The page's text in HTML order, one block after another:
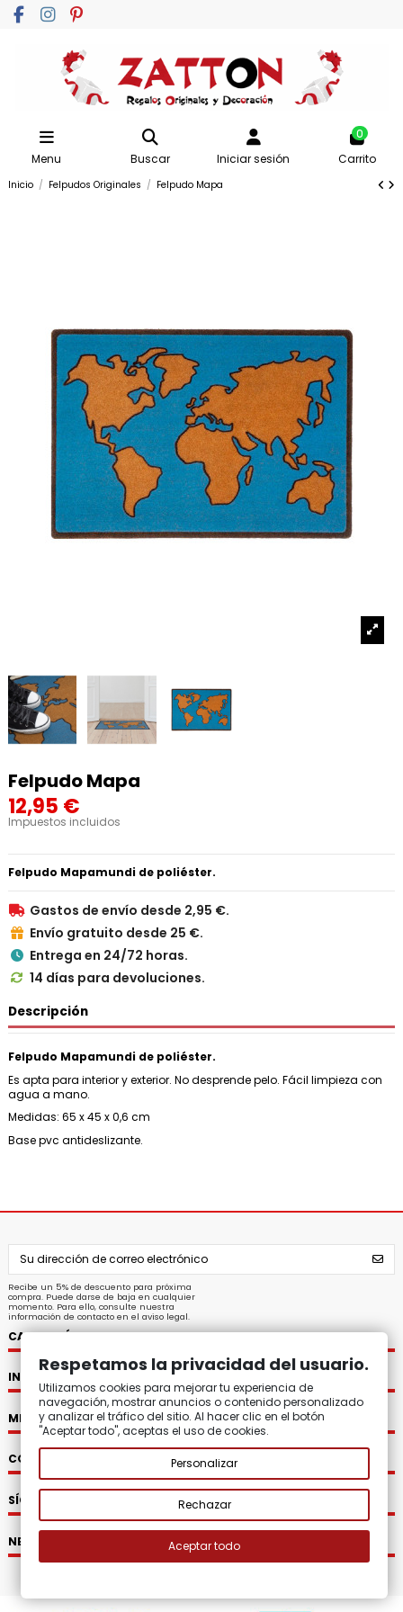
Menu Buscar Iniciar sesión
0
Carrito
Inicio Felpudos Originales Felpudo Mapa
Felpudo Mapa
12,95 €
Impuestos incluidos
Felpudo Mapamundi de poliéster.
 Gastos de envío desde 2,95 €.
 Envío gratuito desde 25 €.
 Entrega en 24/72 horas.
 14 días para devoluciones.
Descripción
Felpudo Mapamundi de poliéster.
Es apta para interior y exterior. No desprende pelo. Fácil limpieza con
agua a mano.
Medidas: 65 x 45 x 0,6 cm
Base pvc antideslizante.
Recibe un 5% de descuento para próxima
compra. Puede darse de baja en cualquier
momento. Para ello, consulte nuestra
información de contacto en el aviso legal.
CATEGORÍAS
INFORMACIÓN
MI CUENTA
CONTACTO
SÍGUENOS
NEWSLETTER
Respetamos la privacidad del usuario.
Utilizamos cookies para mejorar tu experiencia de
navegación, mostrar anuncios o contenido personalizado
y analizar el tráfico del sitio. Al hacer clic en el botón
"Aceptar todo", aceptas el uso de cookies.
Personalizar
Rechazar
Aceptar todo